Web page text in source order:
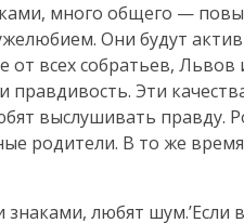
много общего —
Они будут
всех собратьев,
Эти
выслушивать
В то же время
любят шум.’Если